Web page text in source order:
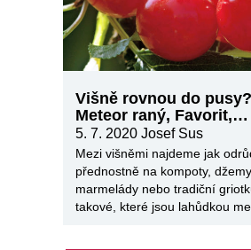
Višně rovnou do
Meteor raný, Favorit,
Záhoračka…
5. 7. 2020 Josef Sus
Mezi višněmi najdeme jak
přednostně na kompoty, džemy,
marmelády nebo tradiční
takové, které jsou lahůdkou